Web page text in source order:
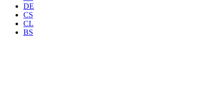
DE
CS
CL
BS